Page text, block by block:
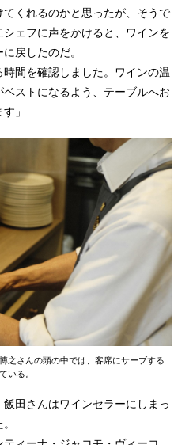
くれるのかと思ったが、そうで
ェフに声をかけると、ワインを
戻したのだ。
時間を確認しました。ワインの温
ストになるよう、テーブルへお
」
之さんの頭の中では、客席にサーブする
いる。
田さんはワインセラーにしまっ